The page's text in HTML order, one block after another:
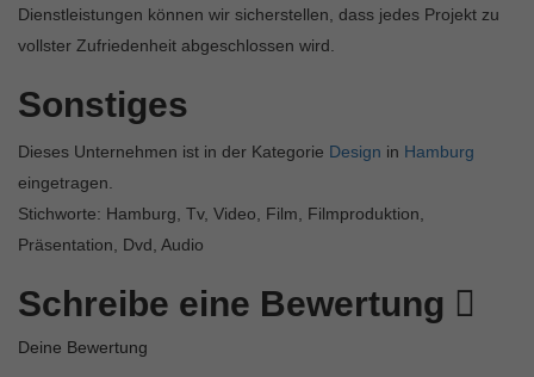
Dienstleistungen können wir sicherstellen, dass jedes Projekt zu
vollster Zufriedenheit abgeschlossen wird.
Sonstiges
Dieses Unternehmen ist in der Kategorie Design in Hamburg
eingetragen.
Stichworte: Hamburg, Tv, Video, Film, Filmproduktion,
Präsentation, Dvd, Audio
Schreibe eine Bewertung
Deine Bewertung